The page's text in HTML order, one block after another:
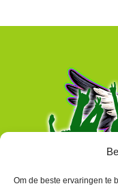
Om de beste ervaringen te